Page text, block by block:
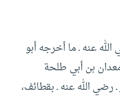
عنه ـ ما أخرجه أبو
بن أبي طلحة
رضي الله عنه ـ بقطائف،